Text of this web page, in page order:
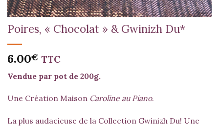
Poires, « Chocolat » & Gwinizh Du*
6.00€ TTC
Vendue par pot de 200g.
Une Création Maison Caroline au Piano.
La plus audacieuse de la Collection Gwinizh Du! Une